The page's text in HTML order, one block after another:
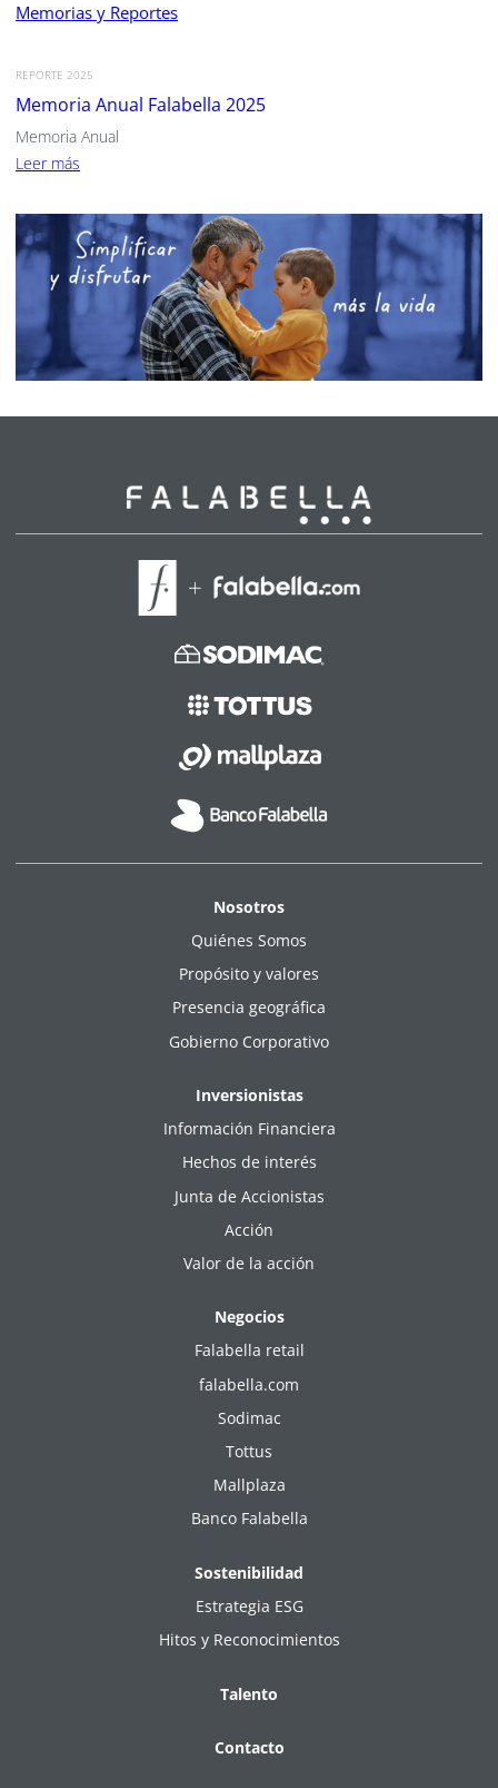
Memorias y Reportes
REPORTE 2025
Memoria Anual Falabella 2025
Memoria Anual
Leer más
Nosotros
Quiénes Somos
Propósito y valores
Presencia geográfica
Gobierno Corporativo
Inversionistas
Información Financiera
Hechos de interés
Junta de Accionistas
Acción
Valor de la acción
Negocios
Falabella retail
falabella.com
Sodimac
Tottus
Mallplaza
Banco Falabella
Sostenibilidad
Estrategia ESG
Hitos y Reconocimientos
Talento
Contacto